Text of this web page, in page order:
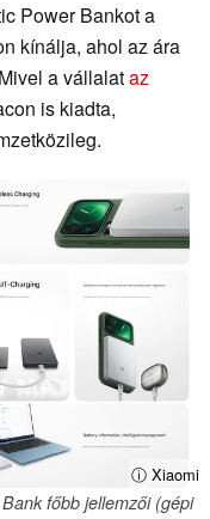
Power Bankot a
kínálja, ahol az ára
a vállalataz
is kiadta,
ⓘ Xiaomi
főbb jellemzői (gépi